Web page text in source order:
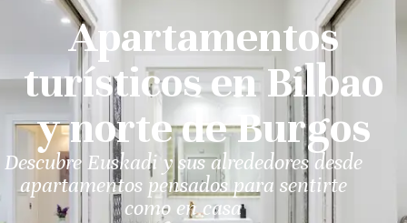
Apartamentos
turísticos en Bilbao
y norte de Burgos
Descubre Euskadi y sus alrededores desde
apartamentos pensados para sentirte
como en casa